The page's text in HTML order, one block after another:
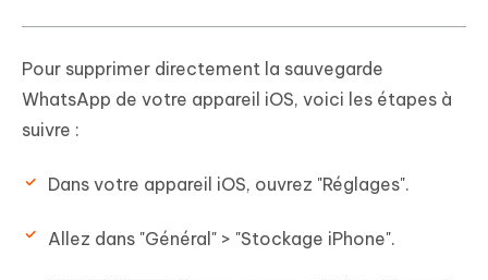
Pour supprimer directement la sauvegarde
WhatsApp de votre appareil iOS, voici les étapes à
suivre :
Dans votre appareil iOS, ouvrez "Réglages".
Allez dans "Général" > "Stockage iPhone".